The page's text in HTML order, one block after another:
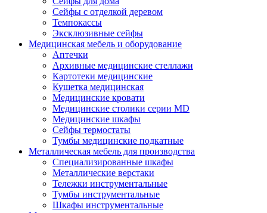
Сейфы с отделкой деревом
Темпокассы
Эксклюзивные сейфы
Медицинская мебель и оборудование
Аптечки
Архивные медицинские стеллажи
Картотеки медицинские
Кушетка медицинская
Медицинские кровати
Медицинские столики серии MD
Медицинские шкафы
Сейфы термостаты
Тумбы медицинские подкатные
Металлическая мебель для производства
Cпециализированные шкафы
Металлические верстаки
Тележки инструментальные
Тумбы инструментальные
Шкафы инструментальные